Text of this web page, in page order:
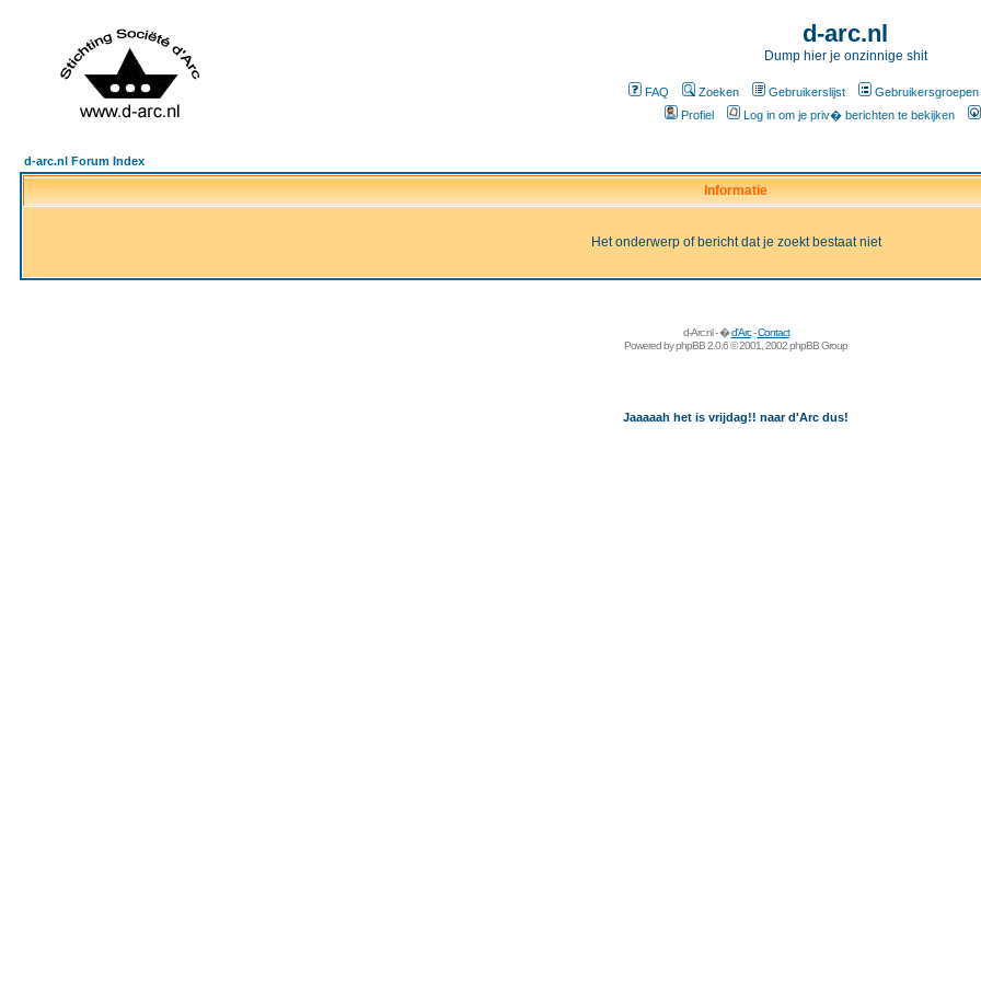
d-arc.nl
Dump hier je onzinnige shit
FAQ Zoeken Gebruikerslijst Gebruikersgroepen
Profiel
Log in om je priv� berichten te bekijken
d-arc.nl Forum Index
Informatie
Het onderwerp of bericht dat je zoekt bestaat niet
d-Arc.nl - �d'Arc-Contact
Powered byphpBB2.0.6 © 2001, 2002 phpBB Group
Jaaaaah het is vrijdag!! naar d'Arc dus!